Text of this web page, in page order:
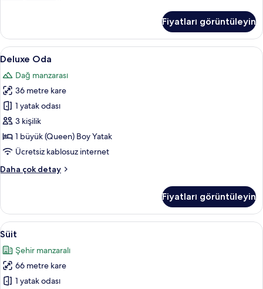
fazla
detay
Fiyatları görüntüleyin
Deluxe
Oda
için
tüm
fotoğrafları
görün
Deluxe Oda | Kaliteli yatak takımı,
11
Deluxe Oda
Dağ manzarası
36 metre kare
1 yatak odası
3 kişilik
1 büyük (Queen) Boy Yatak
Ücretsiz kablosuz internet
Daha çok detay
Deluxe
fazla
detay
Fiyatları görüntüleyin
Süit
için
tüm
fotoğrafları
görün
12
Süit
Şehir manzaralı
66 metre kare
1 yatak odası